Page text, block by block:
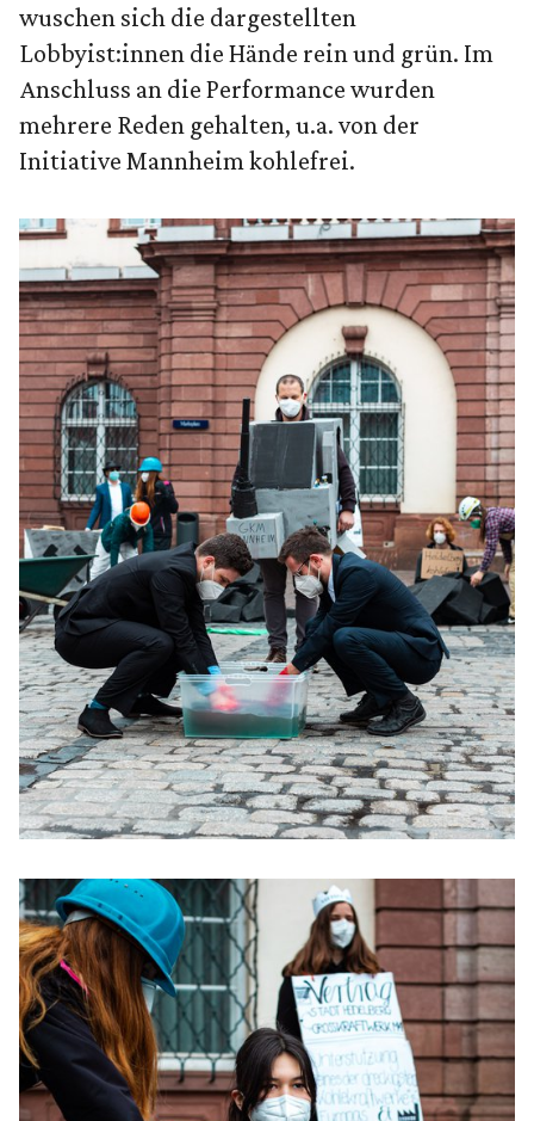
wuschen sich die dargestellten
Lobbyist:innen die Hände rein und grün. Im
Anschluss an die Performance wurden
mehrere Reden gehalten, u.a. von der
Initiative Mannheim kohlefrei.